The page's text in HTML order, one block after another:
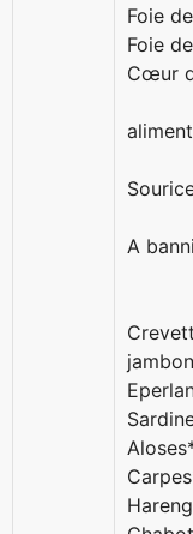
Foie
Foie
Cœur
A
jambon